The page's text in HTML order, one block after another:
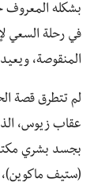
بشكله المعروف
في رحلة السعي
المنقوصة،
لم تتطرق قصة
عقاب زيوس،
بجسد بشري